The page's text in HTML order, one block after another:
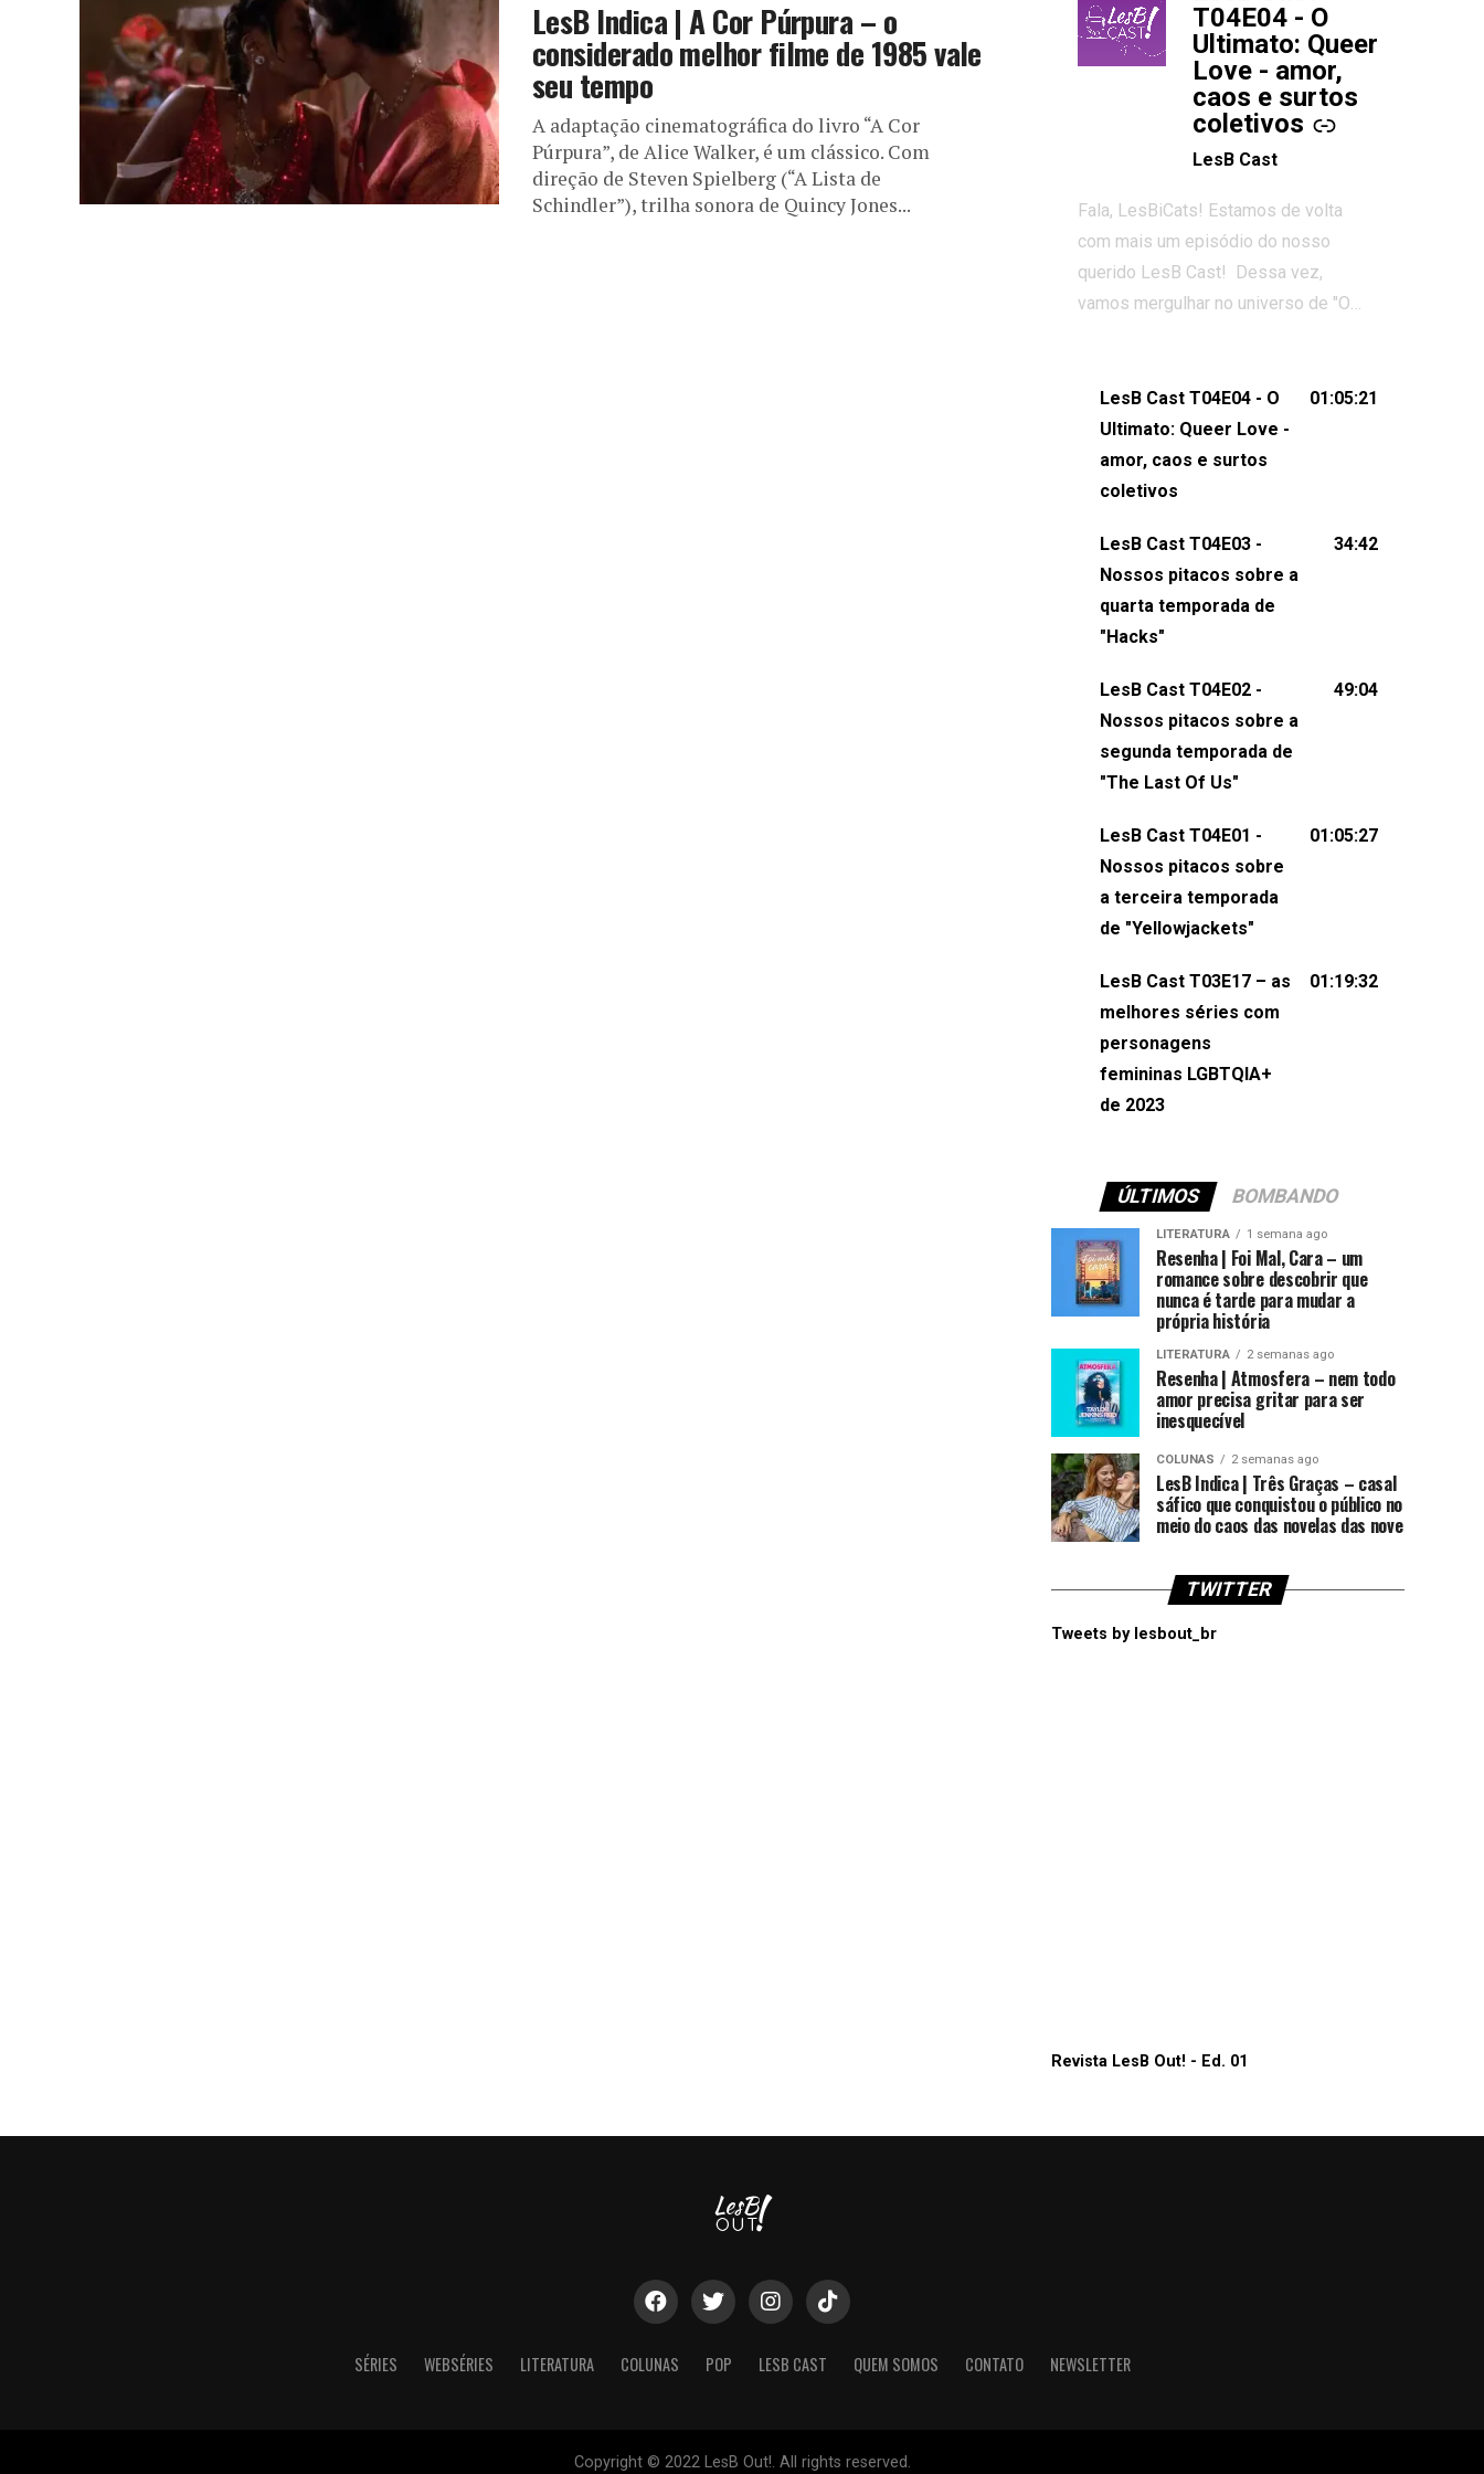
LesB Indica | A Cor Púrpura – o
considerado melhor filme de 1985 vale
seu tempo
A adaptação cinematográfica do livro “A Cor
Púrpura”, de Alice Walker, é um clássico. Com
direção de Steven Spielberg (“A Lista de
Schindler”), trilha sonora de Quincy Jones...
T04E04 - O
Ultimato: Queer
Love - amor,
caos e surtos
coletivos
LesB Cast
Fala, LesBiCats! Estamos de volta
com mais um episódio do nosso
querido LesB Cast! Dessa vez,
vamos mergulhar no universo de "O
e levantou debates intensos sobre
relacionamentos queer. Vem com a
gente comentar os melhores
momentos, as maiores confusões e,
pensar (e rir) sobre amor sáfico!Você
também pode participar dessa
conversa mandando sugestões de
pauta, comentários, perguntas ou
e-mail para podcast@lesbout.com.br. E
não esqueça de visitar nosso site e
sociais:Twitter: ⁠⁠⁠⁠@lesbout_br⁠⁠⁠⁠ Instagram:
do LesB Cast:Apresentação de
Karolen Passos
(⁠⁠⁠⁠⁠⁠@KarolenPassos⁠⁠⁠⁠⁠⁠)Participação de
Pollyelly FlorêncioEdição de Naiady
Machado
LesB Cast T04E04 - O
Ultimato: Queer Love -
amor, caos e surtos
coletivos
01:05:21
LesB Cast T04E03 -
Nossos pitacos sobre a
quarta temporada de
"Hacks"
34:42
LesB Cast T04E02 -
Nossos pitacos sobre a
segunda temporada de
"The Last Of Us"
49:04
LesB Cast T04E01 -
Nossos pitacos sobre
a terceira temporada
de "Yellowjackets"
01:05:27
LesB Cast T03E17 – as
melhores séries com
personagens
femininas LGBTQIA+
de 2023
01:19:32
ÚLTIMOS BOMBANDO
LITERATURA 1 semana ago
Resenha | Foi Mal, Cara – um
romance sobre descobrir que
nunca é tarde para mudar a
própria história
LITERATURA 2 semanas ago
Resenha | Atmosfera – nem todo
amor precisa gritar para ser
inesquecível
COLUNAS 2 semanas ago
LesB Indica | Três Graças – casal
sáfico que conquistou o público no
meio do caos das novelas das nove
TWITTER
Tweets by lesbout_br
Revista LesB Out! - Ed. 01
SÉRIES WEBSÉRIES LITERATURA COLUNAS POP LESB CAST QUEM SOMOS CONTATO NEWSLETTER
Copyright © 2022 LesB Out!. All rights reserved.